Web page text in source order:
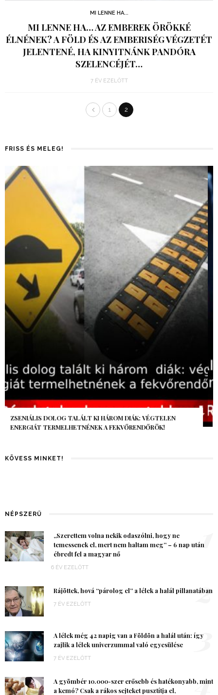
MI LENNE HA...
MI LENNE HA… AZ EMBEREK ÖRÖKKÉ
ÉLNÉNEK? A FÖLD ÉS AZ EMBERISÉG VÉGZETÉT
JELENTENÉ, HA KINYITNÁNK PANDÓRA
SZELENCÉJÉT…
7 ÉV EZELŐTT
1 2
FRISS ÉS MELEG!
AZ AI-VILÁGVÉGE ÁRNYÉKA, CSAK PÁR ÓRA VOLT, MÉGIS AZ
EGÉSZ VILÁG MEGÉREZTE…
KÖVESS MINKET!
NÉPSZERŰ
„Szerettem volna nekik odaszólni, hogy ne
temessenek el, mert nem haltam meg” – 6 nap után
ébredt fel a magyar nő
6 ÉV EZELŐTT
1
Rájöttek, hová “párolog el” a lélek a halál pillanatában
7 ÉV EZELŐTT 2
A lélek még 42 napig van a Földön a halál után: így
zajlik a lélek univerzummal való egyesülése
7 ÉV EZELŐTT
3
A gyömbér 10.000-szer erősebb és hatékonyabb, mint
a kemó? Csak a rákos sejteket pusztítja el,
4